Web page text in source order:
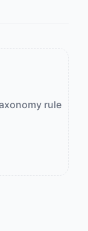
rule